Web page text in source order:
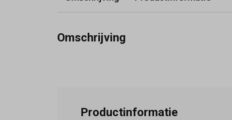
Omschrijving
Productinformatie